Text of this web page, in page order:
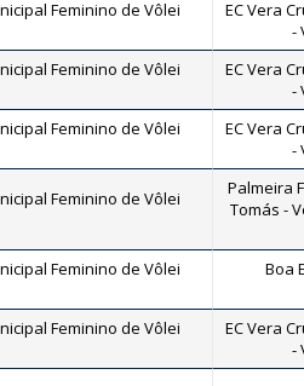
Feminino de Vôlei
EC Vera
-
Feminino de Vôlei
EC Vera
-
Feminino de Vôlei
EC Vera
-
Feminino de Vôlei
Palmeira
Tomás -
Feminino de Vôlei
Boa
Feminino de Vôlei
EC Vera
-